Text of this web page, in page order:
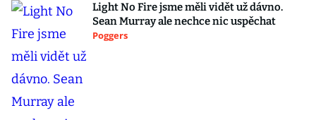
Light No Fire jsme měli vidět už dávno.
Sean Murray ale nechce nic uspěchat
Poggers